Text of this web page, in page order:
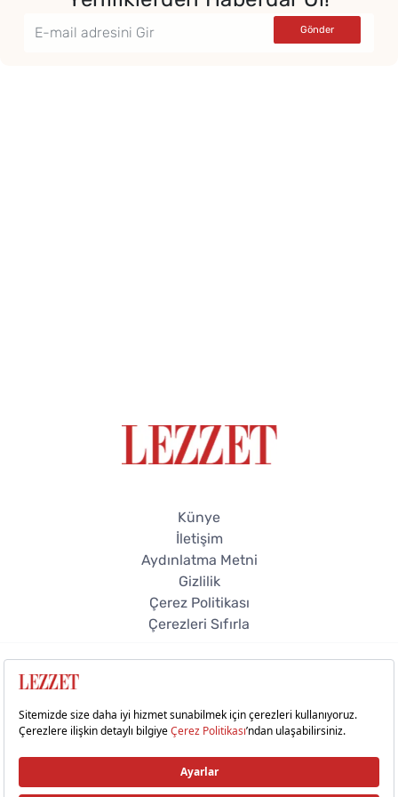
Künye
İletişim
Aydınlatma Metni
Gizlilik
Çerez Politikası
Çerezleri Sıfırla
© 2026 Lezzet Online. Tüm hakları saklıdır.